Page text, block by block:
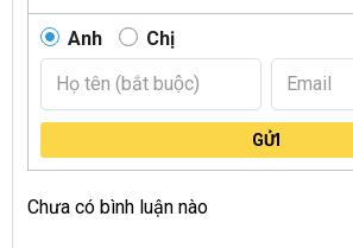
Anh Chị
GỬI
Chưa có bình luận nào